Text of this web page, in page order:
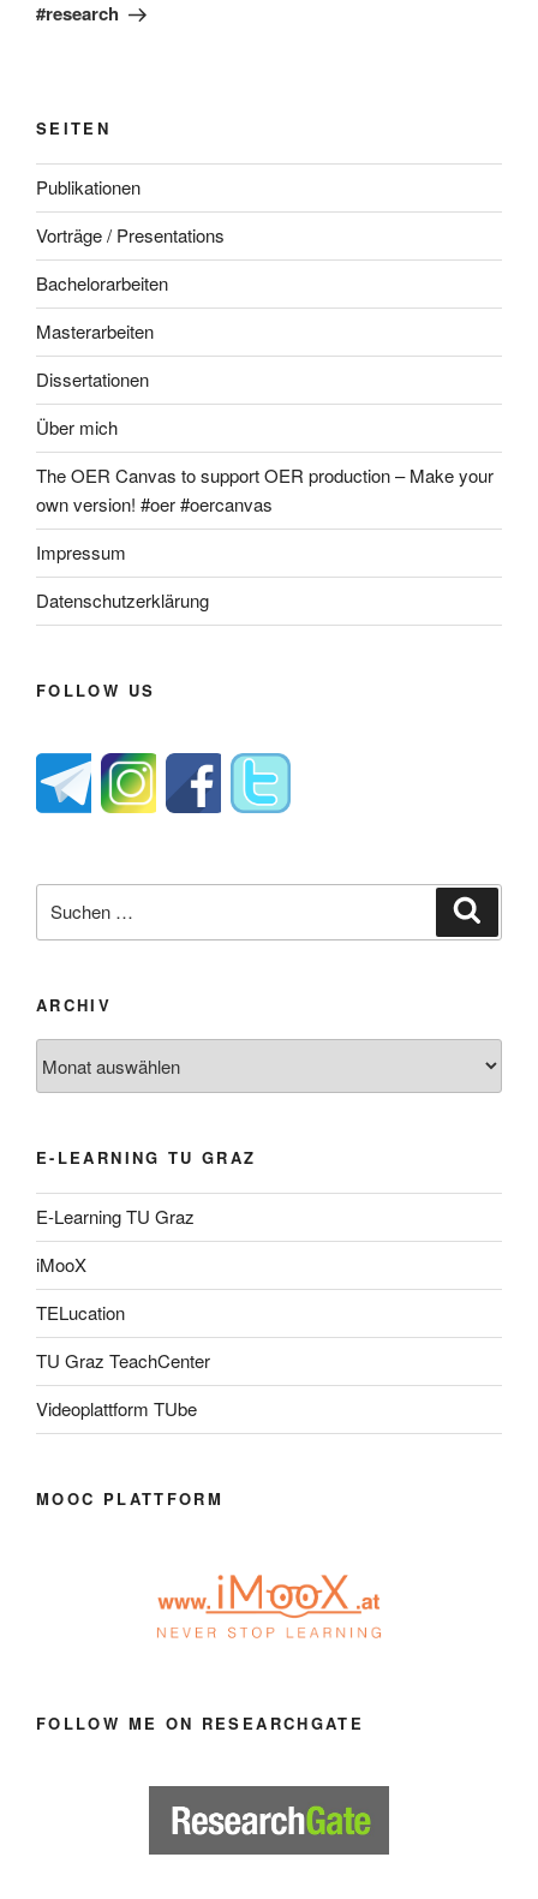
#research
SEITEN
Publikationen
Vorträge / Presentations
Bachelorarbeiten
Masterarbeiten
Dissertationen
Über mich
The OER Canvas to support OER production – Make your
own version! #oer #oercanvas
Impressum
Datenschutzerklärung
FOLLOW US
nach:
ARCHIV
E-LEARNING TU GRAZ
E-Learning TU Graz
iMooX
TELucation
TU Graz TeachCenter
Videoplattform TUbe
MOOC PLATTFORM
FOLLOW ME ON RESEARCHGATE